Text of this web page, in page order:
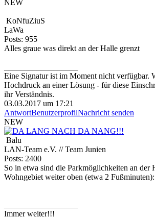
NEW
KoNfuZiuS
LaWa
Posts: 955
Alles graue was direkt an der Halle grenzt
Eine Signatur ist im Moment nicht verfügbar.
Hochdruck an einer Lösung - für diese
ihr Verständnis.
03.03.2017 um 17:21
AntwortBenutzerprofilNachricht senden
NEW
Balu
LAN-Team e.V. // Team Junien
Posts: 2400
So in etwa sind die Parkmöglichkeiten an der
Wohngebiet weiter oben (etwa 2 Fußminuten):
Immer weiter!!!